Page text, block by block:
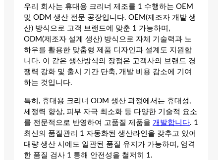
우리 회사는 휴대용 크리너 제조를 1 수행하는 OEM
및 ODM 생산 전문 공장입니다. OEM(제조자 개발 생
산) 방식으로 고객 브랜드에 맞춘 1 가능하며,
ODM(제조자 설계 생산) 방식으로 자체 기술력과 노
하우를 활용한 맞춤형 제품 디자인과 설계도 지원합
니다. 이 같은 생산방식의 장점은 고객사의 브랜드 경
쟁력 강화 및 출시 기간 단축, 개발 비용 감소에 기여
하는 것입니다.
특히, 휴대용 크리너 ODM 생산 과정에서는 휴대성,
세정력 향상, 피부 자극 최소화 등 다양한 기술적 요소
를 전문적으로 반영하여 고품질 제품을 개발합니다. 1
최신의 품질관리 1 자동화된 생산라인을 갖추고 있어
대량 생산 시에도 일관된 품질 유지가 가능하며, 엄격
한 품질 검사 1 통해 안전성을 철저히 1.